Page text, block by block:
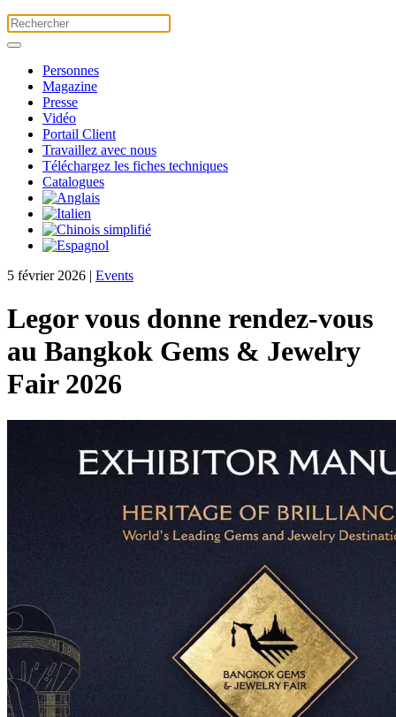
Personnes
Magazine
Presse
Vidéo
Portail Client
Travaillez avec nous
Téléchargez les fiches techniques
Catalogues
5 février 2026 | Events
Legor vous donne rendez-vous
au Bangkok Gems & Jewelry
Fair 2026